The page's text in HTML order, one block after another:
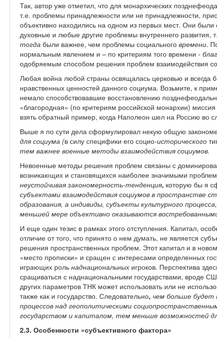
Так, автор уже отметил, что для монархических
т.е. проблемы принадлежности или не принадлежности,
объективно находились на одном из первых мест. Они
духовные и любые другие проблемы внутреннего развития,
тогда были важнее, чем проблемы социального времени.
нормальным явлением и – по критериям того времени -
одобряемым способом решения проблем взаимодействия
Любая война любой страны освящалась церковью и всегда
нравственных ценностей данного социума. Возьмите, к
немало способствовавшие восстановлению
«благородная» (по критериям российской монархии)
взять обратный пример, когда Наполеон шел на Россию во
Выше я по сути дела сформулировал некую общую
для социума (в силу специфики его социо-исторического
тем важнее военные методы взаимодействия социумов.
Невоенные методы решения проблем связаны с
возникающих и становящихся наиболее значимыми
неустойчивая закономерность-тенденция, которую бы я
субъектами взаимодействия социумов в пространстве
образования, а индивиды, субъекты культурного
меньшей мере объективно оказываются
И еще один тезис в рамках этого отступления. Капитал,
отличие от того, что принято о нем думать, не является
решения пространственных проблем. Этот капитал и в
«место прописки» и сращен с интересами определенных
играющих роль наднациональных игроков. Перспектива
сращиваться с наднациональными государствами, вроде
других параметров ТНК может использовать или не
также как и государство. Следовательно, чем больше будет
процессов над геополитическими
государством и капиталом, тем меньше возможностей
2.3. Особенности «субъективного фактора»